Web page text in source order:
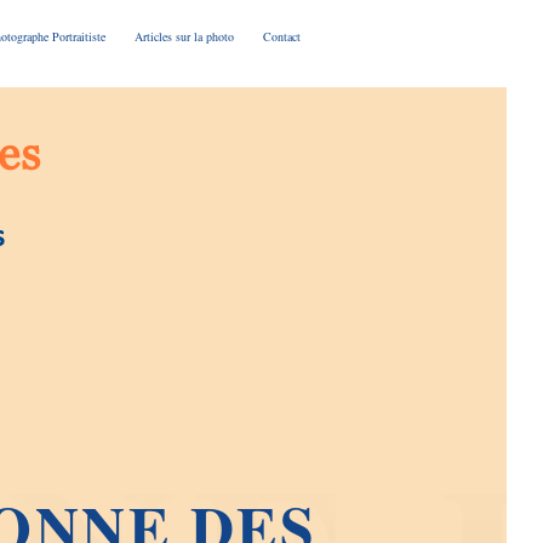
Portraitiste Articles sur la photo Contact